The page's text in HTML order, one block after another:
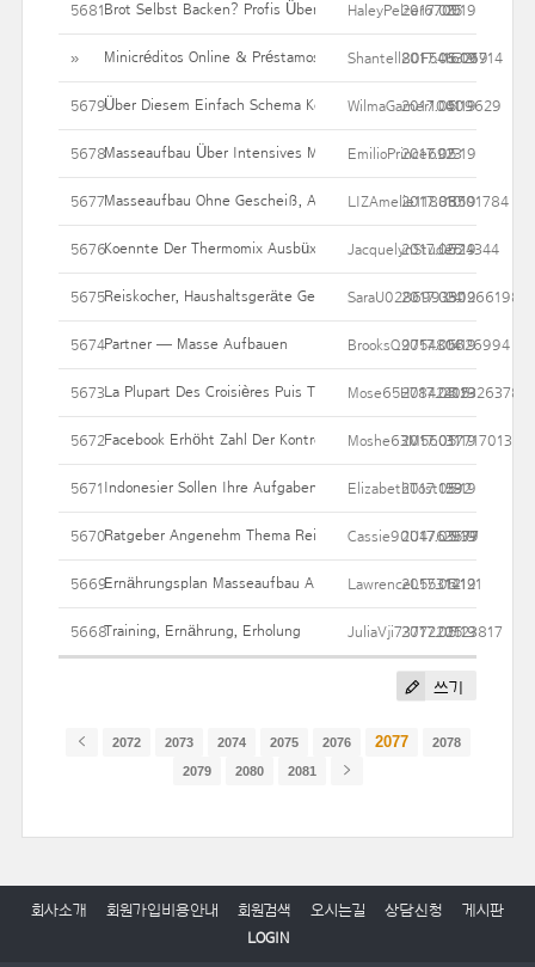
5681Brot Selbst Backen? Profis Überreichen Tipps, Wie Es
HaleyPelzer6700
2017.05.19
25
» Minicréditos Online & Préstamos RápidosShantell80F546321714
2017.05.19
16069
5679Über Diesem Einfach Schema Kochen Sie Allen Perfekten
WilmaGarner10009629
2017.05.19
41
5678Masseaufbau Über Intensives Muskelaufbautraining
EmilioPrince692
2017.05.19
23
5677Masseaufbau Ohne Gescheiß, Auf Keinen Fall Preis!
LIZAmelie11888501784
2017.05.19
10
5676Koennte Der Thermomix Ausbüxen? Das Sind Die Besten
JacquelynStuder24344
2017.05.19
25
5675Reiskocher, Haushaltsgeräte Gebraucht Einkaufen
SaraU028699330266198
2017.05.19
24
5674Partner — Masse Aufbauen BrooksQ975480626994
2017.05.19
14
5673La Plupart Des Croisières Puis Toutes Ses Bienfaits
Mose65H7842412326378
2017.05.19
205
5672Facebook Erhöht Zahl Der KontrolleureMoshe63M56017717013
2017.05.19
31
5671 Indonesier Sollen Ihre Aufgaben Zunächst Beenden
ElizabethTost1592
2017.05.19
23
5670Ratgeber Angenehm Thema Reiskocher Zuschlagen. Info, Test
Cassie90U4763577
2017.05.19
2939
5669Ernährungsplan Masseaufbau Abgerechnet Training
LawrenceL55314121
2017.05.19
12
5668Training, Ernährung, Erholung JuliaVji7377220123817
2017.05.19
25
쓰기
2072 2073 2074 2075 2076 2077
2078
2079
2080 2081
회사소개 회원가입비용안내 회원검색 오시는길 상담신청
게시판
LOGIN